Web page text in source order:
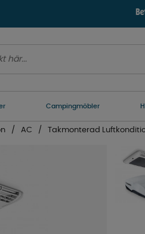
Campingmöbler
AC Takmonterad